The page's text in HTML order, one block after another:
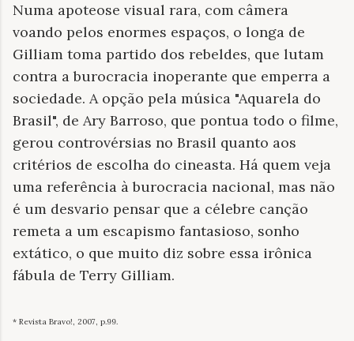
Numa apoteose visual rara, com câmera
voando pelos enormes espaços, o longa de
Gilliam toma partido dos rebeldes, que lutam
contra a burocracia inoperante que emperra a
sociedade. A opção pela música "Aquarela do
Brasil", de Ary Barroso, que pontua todo o filme,
gerou controvérsias no Brasil quanto aos
critérios de escolha do cineasta. Há quem veja
uma referência à burocracia nacional, mas não
é um desvario pensar que a célebre canção
remeta a um escapismo fantasioso, sonho
extático, o que muito diz sobre essa irônica
fábula de Terry Gilliam.
* Revista Bravo!, 2007, p.99.